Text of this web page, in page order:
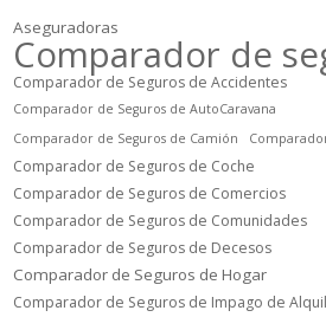
Aseguradoras
Comparador de
Comparador de Seguros de Accidentes
Comparador de Seguros de AutoCaravana
Comparador de Seguros de Camión
Comparador de Seguros de Coche
Comparador de Seguros de Comercios
Comparador de Seguros de Comunidades
Comparador de Seguros de Decesos
Comparador de Seguros de Hogar
Comparador de Seguros de Impago de